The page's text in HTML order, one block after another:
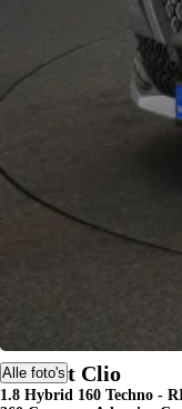
Alle foto's
Renault Clio
1.8 Hybrid 160 Techno -